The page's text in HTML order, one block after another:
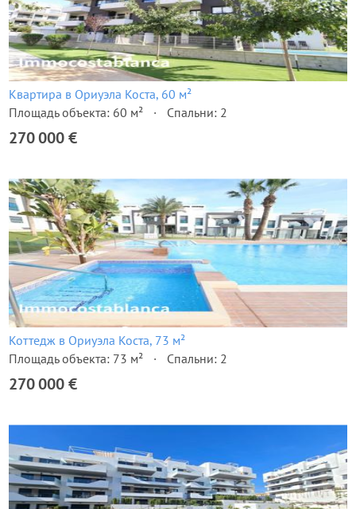
Квартира в Ориуэла Коста, 60 м²
Площадь объекта: 60 м²
Спальни: 2
270 000 €
Коттедж в Ориуэла Коста, 73 м²
Площадь объекта: 73 м²
Спальни: 2
270 000 €